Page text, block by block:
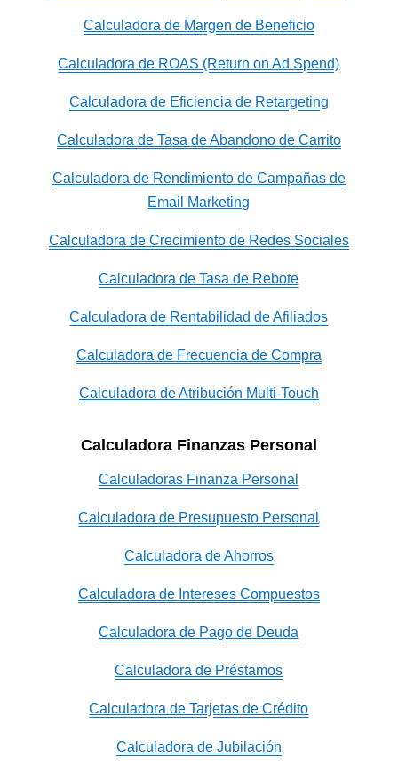
Calculadora de Margen de Beneficio
Calculadora de ROAS (Return on Ad Spend)
Calculadora de Eficiencia de Retargeting
Calculadora de Tasa de Abandono de Carrito
Calculadora de Rendimiento de Campañas de
Email Marketing
Calculadora de Crecimiento de Redes Sociales
Calculadora de Tasa de Rebote
Calculadora de Rentabilidad de Afiliados
Calculadora de Frecuencia de Compra
Calculadora de Atribución Multi-Touch
Calculadora Finanzas Personal
Calculadoras Finanza Personal
Calculadora de Presupuesto Personal
Calculadora de Ahorros
Calculadora de Intereses Compuestos
Calculadora de Pago de Deuda
Calculadora de Préstamos
Calculadora de Tarjetas de Crédito
Calculadora de Jubilación